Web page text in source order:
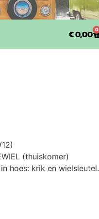
€0,00 0
(thuiskomer)
hoes: krik en wielsleutel.